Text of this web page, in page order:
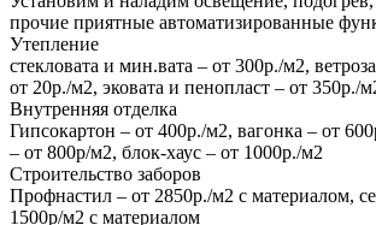
прочие приятные автоматизированные
Утепление
стекловата и мин.вата – от 300р./м2,
от 20р./м2, эковата и пенопласт – от 350р./
Внутренняя отделка
Гипсокартон – от 400р./м2, вагонка – от
– от 800р/м2, блок-хаус – от 1000р./м2
Строительство заборов
Профнастил – от 2850р./м2 с материалом,
1500р/м2 с материалом